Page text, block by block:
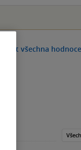
všechna